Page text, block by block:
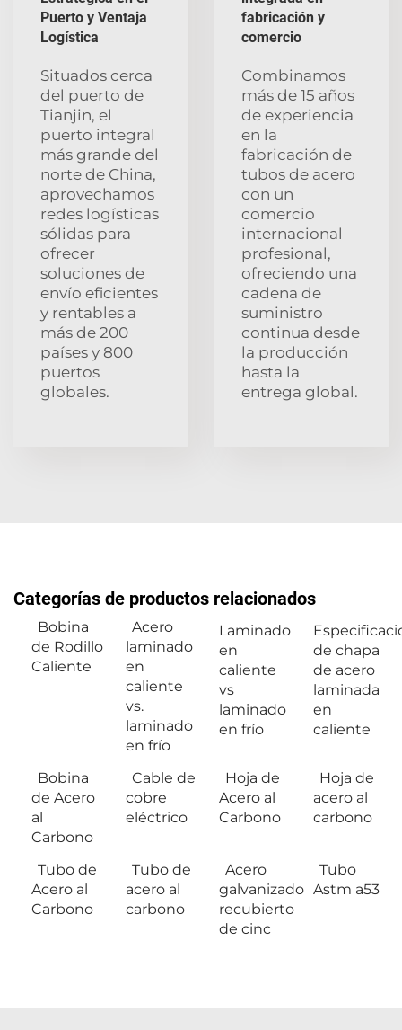
Puerto y Ventaja
Logística
Situados cerca
del puerto de
Tianjin, el
puerto integral
más grande del
norte de China,
aprovechamos
redes logísticas
sólidas para
ofrecer
soluciones de
envío eficientes
y rentables a
más de 200
países y 800
puertos
globales.
fabricación y
comercio
Combinamos
más de 15 años
de experiencia
en la
fabricación de
tubos de acero
con un
comercio
internacional
profesional,
ofreciendo una
cadena de
suministro
continua desde
la producción
hasta la
entrega global.
Categorías de productos relacionados
Bobina
de Rodillo
Caliente
Acero
laminado
en
caliente
vs.
laminado
en frío
Laminado
en
caliente
vs
laminado
en frío
de chapa
de acero
laminada
en
caliente
Bobina
de Acero
al
Carbono
Cable de
cobre
eléctrico
Hoja de
Acero al
Carbono
Hoja de
acero al
carbono
Tubo de
Acero al
Carbono
Tubo de
acero al
carbono
Acero
galvanizado
recubierto
de cinc
Tubo
Astm a53